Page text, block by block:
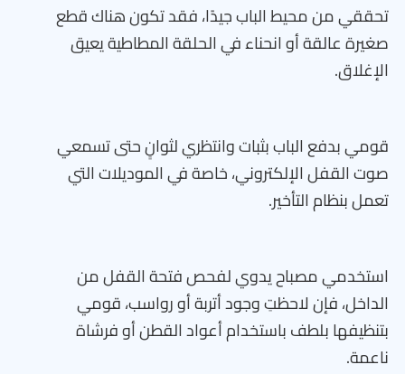
تحققي من محيط الباب جيدًا، فقد تكون هناك قطع
صغيرة عالقة أو انحناء في الحلقة المطاطية يعيق
الإغلاق.
قومي بدفع الباب بثبات وانتظري لثوانٍ حتى تسمعي
صوت القفل الإلكتروني، خاصة في الموديلات التي
تعمل بنظام التأخير.
استخدمي مصباح يدوي لفحص فتحة القفل من
الداخل، فإن لاحظتِ وجود أتربة أو رواسب، قومي
بتنظيفها بلطف باستخدام أعواد القطن أو فرشاة
ناعمة.